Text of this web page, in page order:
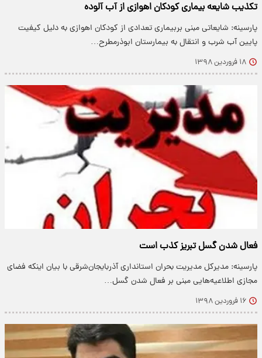
تکذیب شایعه بیماری کودکان اهوازی از آب آلوده
پارسینه: شایعاتی مبنی بربیماری تعدادی از کودکان اهوازی به دلیل کیفیت
پایین آب شرب و انتقال به بیمارستان ابوذرمطرح…
۱۸ فروردین ۱۳۹۸
فعال شدن گسل تبریز کذب است
پارسینه: مدیرکل مدیریت بحران استانداری آذربایجان‌شرقی با بیان اینکه فضای
مجازی اطلاعیه‌هایی مبنی بر فعال شدن گسل…
۱۶ فروردین ۱۳۹۸